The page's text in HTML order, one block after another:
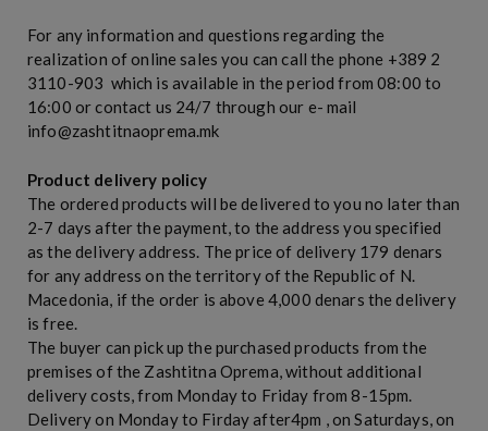
For any information and questions regarding the
realization of online sales you can call the phone +389 2
3110-903 which is available in the period from 08:00 to
16:00 or contact us 24/7 through our e- mail
info@zashtitnaoprema.mk
Product delivery policy
The ordered products will be delivered to you no later than
2-7 days after the payment, to the address you specified
as the delivery address. The price of delivery 179 denars
for any address on the territory of the Republic of N.
Macedonia, if the order is above 4,000 denars the delivery
is free.
The buyer can pick up the purchased products from the
premises of the Zashtitna Oprema, without additional
delivery costs, from Monday to Friday from 8-15pm.
Delivery on Monday to Firday after4pm , on Saturdays, on